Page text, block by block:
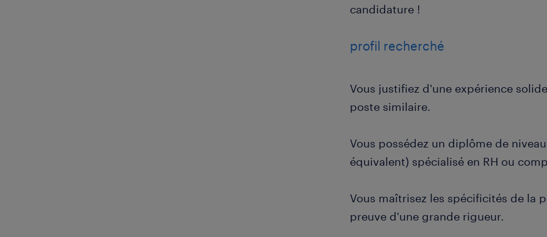
candidature !
profil recherché
Vous justifiez d'une expérience
poste similaire.
Vous possédez un diplôme de niveau
équivalent) spécialisé en RH ou
Vous maîtrisez les spécificités de la
preuve d'une grande rigueur.